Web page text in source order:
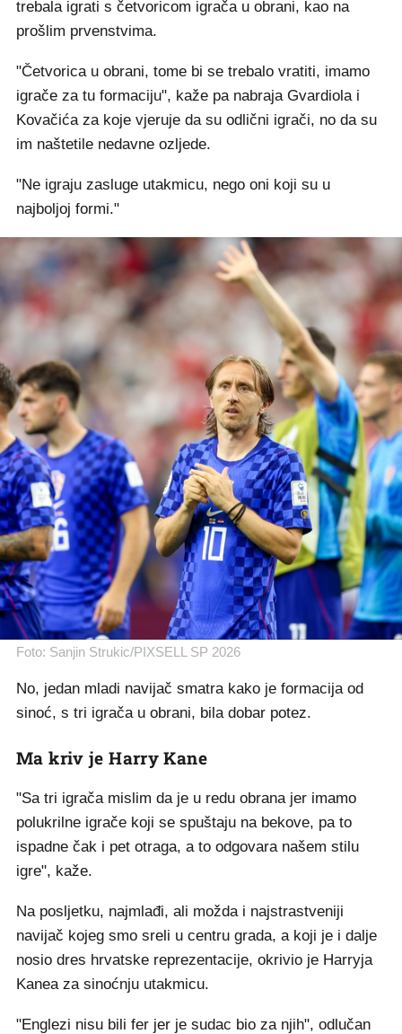
trebala igrati s četvoricom igrača u obrani, kao na
prošlim prvenstvima.
"Četvorica u obrani, tome bi se trebalo vratiti, imamo
igrače za tu formaciju", kaže pa nabraja Gvardiola i
Kovačića za koje vjeruje da su odlični igrači, no da su
im naštetile nedavne ozljede.
"Ne igraju zasluge utakmicu, nego oni koji su u
najboljoj formi."
Foto: Sanjin Strukic/PIXSELL SP 2026
No, jedan mladi navijač smatra kako je formacija od
sinoć, s tri igrača u obrani, bila dobar potez.
Ma kriv je Harry Kane
"Sa tri igrača mislim da je u redu obrana jer imamo
polukrilne igrače koji se spuštaju na bekove, pa to
ispadne čak i pet otraga, a to odgovara našem stilu
igre", kaže.
Na posljetku, najmlađi, ali možda i najstrastveniji
navijač kojeg smo sreli u centru grada, a koji je i dalje
nosio dres hrvatske reprezentacije, okrivio je Harryja
Kanea za sinoćnju utakmicu.
"Englezi nisu bili fer jer je sudac bio za njih", odlučan